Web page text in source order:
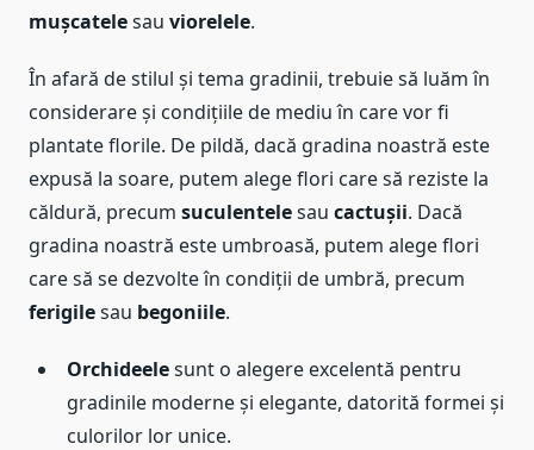
mușcatelesau viorelele.
În afară de stilul și tema gradinii, trebuie să luăm în
considerare și condițiile de mediu în care vor fi
plantate florile. De pildă, dacă gradina noastră este
expusă la soare, putem alege flori care să reziste la
căldură, precum suculentelesau cactușii. Dacă
gradina noastră este umbroasă, putem alege flori
care să se dezvolte în condiții de umbră, precum
ferigilesau begoniile.
Orchideelesunt o alegere excelentă pentru
gradinile moderne și elegante, datorită formei și
culorilor lor unice.